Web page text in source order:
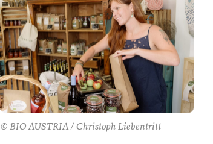
© BIO AUSTRIA / Christoph Liebentritt